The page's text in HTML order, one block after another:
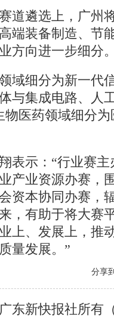
道遴选上，广州
端装备制造、节
方向进一步细分
域细分为新一代
与集成电路、人
医药领域细分
表示：“行业赛
产业资源办赛，
资本协同办赛，
，有助于将大赛
上、发展上，推
量发展。”
分享
新快报社所有